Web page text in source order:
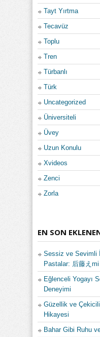
Tayt Yırtma
Tecavüz
Toplu
Tren
Türbanlı
Türk
Uncategorized
Üniversiteli
Üvey
Uzun Konulu
Xvideos
Zenci
Zorla
EN SON
Sessiz ve Sevimli
Pastalar: 后藤えmi
Eğlenceli Yogayı
Deneyimi
Güzellik ve
Hikayesi
Bahar Gibi Ruhu